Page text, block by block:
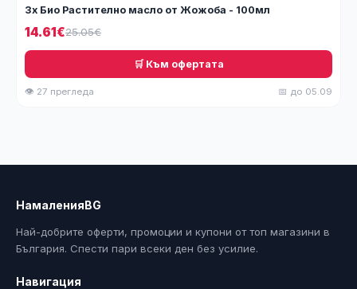
3x Био Растително масло от Жожоба - 100мл
14.61€25.05€
🛒 Към офертата
👁 27 прегледа 📅 до 05.09
НамаленияBG
Най-добрите оферти, промоции и купони от топ магазини в
България. Спести пари всеки ден без усилие.
Навигация